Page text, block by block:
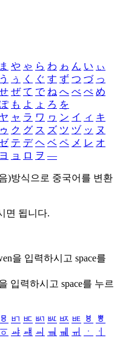
ま や ゃ ら わ ゎ ん い ぃ
う ぅ く ぐ す ず つ づ っ
ぜ て で ね へ べ ぺ め
も よ ょ ろ を
ヤ ャ ラ ワ ヮ ン イ ィ キ
ゥ ク グ ス ズ ツ ヅ ッ ヌ
ゼ テ デ ヘ ベ ペ メ レ オ
ヨ ョ ロ ヲ ―
)방식으로 중국어를 변환
면 됩니다.
을 입력하시고 space를
입력하시고 space를 누르
ㅱ ㅲ ㅳ ㅴ ㅵ ㅶ ㅷ ㅸ
ㅹ
ㆆ ㆇ ㆈ ㆉ ㆊ ㆋ ㆌ ㆍ
ㆎ